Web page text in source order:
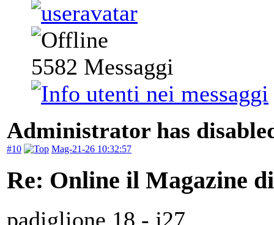
5582 Messaggi
Administrator has
#10 Mag-21-26 10:32:57
Re: Online il Magazine
padiglione 18 - j27